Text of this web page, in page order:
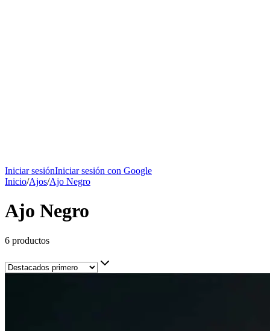
Iniciar sesiónIniciar sesión con Google
Inicio/Ajos/Ajo Negro
Ajo Negro
6 productos